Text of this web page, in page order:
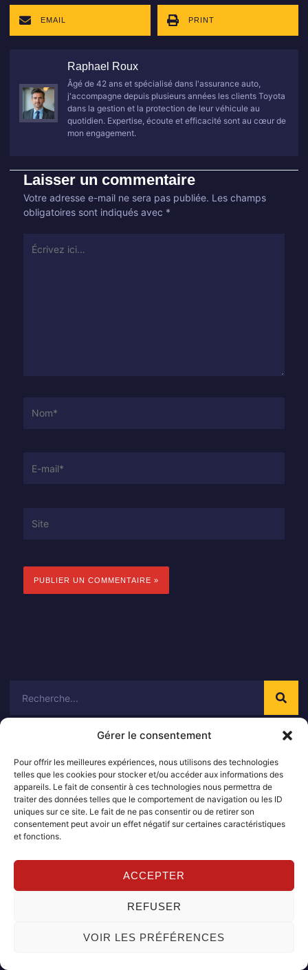
Gérer le consentement
Pour offrir les meilleures expériences, nous utilisons des technologies
telles que les cookies pour stocker et/ou accéder aux informations des
appareils. Le fait de consentir à ces technologies nous permettra de
traiter des données telles que le comportement de navigation ou les ID
uniques sur ce site. Le fait de ne pas consentir ou de retirer son
consentement peut avoir un effet négatif sur certaines caractéristiques
et fonctions.
ACCEPTER
REFUSER
VOIR LES PRÉFÉRENCES
EMAIL PRINT
Raphael Roux
Âgé de 42 ans et spécialisé dans l'assurance auto,
j'accompagne depuis plusieurs années les clients Toyota
dans la gestion et la protection de leur véhicule au
quotidien. Expertise, écoute et efficacité sont au cœur de
mon engagement.
Laisser un commentaire
Votre adresse e-mail ne sera pas publiée. Les champs
obligatoires sont indiqués avec *
ici…
mail*
À lire aussi
Assurance toyota : quelles différences selon le
modèle
7 août 2026 Aucun commentaire
Assurance toyota : que faire en cas de
changement d assurance
Assurance toyota : les points clés pour bien
comprendre son contrat